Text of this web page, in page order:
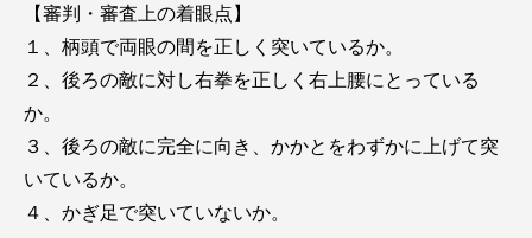
【審判・審査上の着眼点】
１、柄頭で両眼の間を正しく突いているか。
２、後ろの敵に対し右拳を正しく右上腰にとっている
か。
３、後ろの敵に完全に向き、かかとをわずかに上げて突
いているか。
４、かぎ足で突いていないか。